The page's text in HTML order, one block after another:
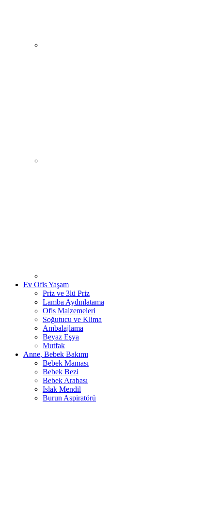
Ev Ofis Yaşam
Priz ve 3lü Priz
Lamba Aydınlatama
Ofis Malzemeleri
Soğutucu ve Klima
Ambalajlama
Beyaz Eşya
Mutfak
Anne, Bebek Bakımı
Bebek Maması
Bebek Bezi
Bebek Arabası
Islak Mendil
Burun Aspiratörü